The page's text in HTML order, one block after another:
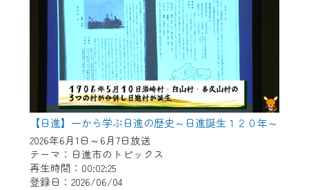
【日進】一から学ぶ日進の歴史～日進誕生１２０年～
2026年6月1日～6月7日放送
テーマ：日進市のトピックス
再生時間：00:02:25
登録日：2026/06/04